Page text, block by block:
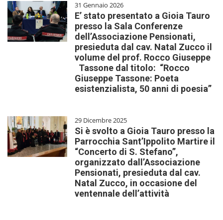
31 Gennaio 2026
E’ stato presentato a Gioia Tauro
presso la Sala Conferenze
dell’Associazione Pensionati,
presieduta dal cav. Natal Zucco il
volume del prof. Rocco Giuseppe
Tassone dal titolo: “Rocco
Giuseppe Tassone: Poeta
esistenzialista, 50 anni di poesia”
29 Dicembre 2025
Si è svolto a Gioia Tauro presso la
Parrocchia Sant’Ippolito Martire il
“Concerto di S. Stefano”,
organizzato dall’Associazione
Pensionati, presieduta dal cav.
Natal Zucco, in occasione del
ventennale dell’attività